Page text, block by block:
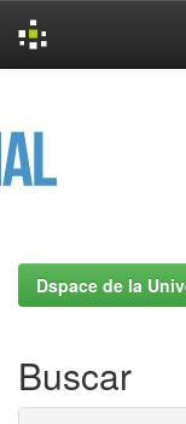
Dspace de la
Buscar